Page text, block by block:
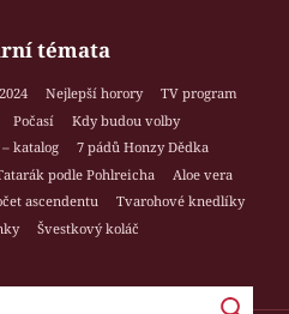
témata
Nejlepší horory
TV program
Počasí
Kdy budou volby
katalog
7 pádů Honzy Dědka
podle Pohlreicha
Aloe vera
ascendentu
Tvarohové knedlíky
Švestkový koláč